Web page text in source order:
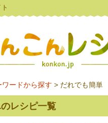
ワードから探す > だれでも簡単
レシピ一覧